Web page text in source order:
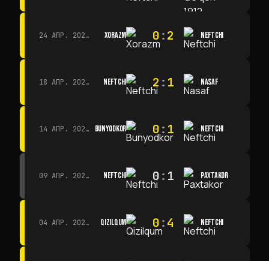
24 АПР. 2026 Г. · 14:00 XORAZM 0:2 NEFTCHI
18 АПР. 2026 Г. · 13:00 NEFTCHI 2 : 1 NASAF
14 АПР. 2026 Г. · 15:15 BUNYODKOR 0: 1 NEFTCHI
09 АПР. 2026 Г. · 14:00 NEFTCHI 0: 1 PAXTAKOR
04 АПР. 2026 Г. · 13:00 QIZILQUM 0:4 NEFTCHI